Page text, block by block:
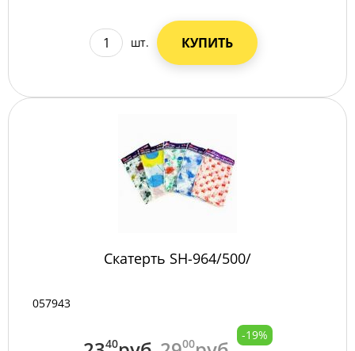
шт. КУПИТЬ
Скатерть SH-964/500/
057943
40 00
-19%